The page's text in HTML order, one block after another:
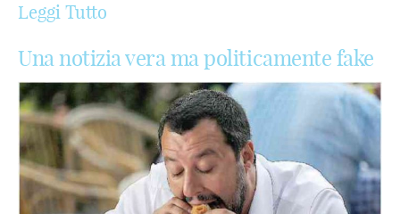
Leggi Tutto
Una notizia vera ma politicamente fake